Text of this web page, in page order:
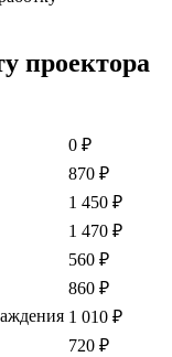
проектора
0 ₽
870 ₽
1 450 ₽
1 470 ₽
560 ₽
860 ₽
1 010 ₽
720 ₽